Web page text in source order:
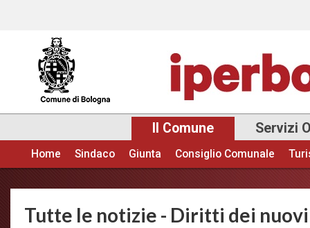
Il Comune Servizi
Menu principale
Home Sindaco Giunta Consiglio Comunale
Tutte le notizie - Diritti dei